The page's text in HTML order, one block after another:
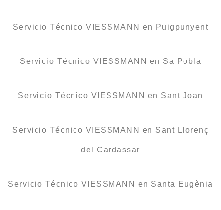
Servicio Técnico VIESSMANN en Puigpunyent
Servicio Técnico VIESSMANN en Sa Pobla
Servicio Técnico VIESSMANN en Sant Joan
Servicio Técnico VIESSMANN en Sant Llorenç
del Cardassar
Servicio Técnico VIESSMANN en Santa Eugènia